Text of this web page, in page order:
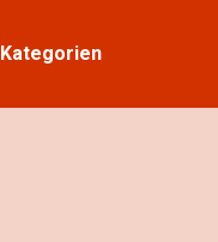
Kategorien